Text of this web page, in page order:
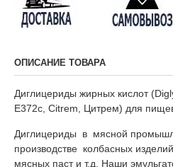
ОПИСАНИЕ ТОВАРА
Диглицериды жирных кислот
E372c, Citrem, Цитрем) для
Диглицериды в мясной
производстве колбасных
мясных паст и т.д. Наши